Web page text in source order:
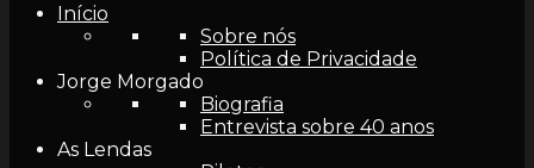
Início
Sobre nós
Política de Privacidade
Jorge Morgado
Biografia
Entrevista sobre 40 anos
As Lendas